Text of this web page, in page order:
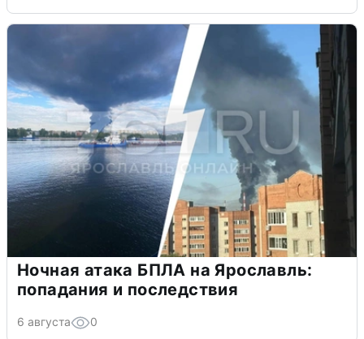
Ночная атака БПЛА на Ярославль:
попадания и последствия
6 августа 0